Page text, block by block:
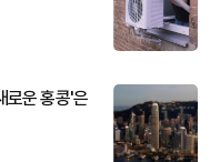
로운 홍콩'은